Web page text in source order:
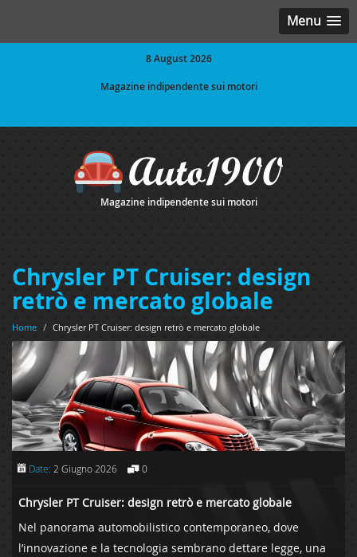
Menu
8 August 2026
Magazine indipendente sui motori
Magazine indipendente sui motori
Chrysler PT Cruiser: design
retrò e mercato globale
Home / Chrysler PT Cruiser: design retrò e mercato globale
Date: 2 Giugno 2026 0
Chrysler PT Cruiser: ‍design retrò e mercato globale
Nel panorama‍ automobilistico contemporaneo, dove
l’innovazione ‍e la tecnologia sembrano​ dettare⁣ legge,​ una